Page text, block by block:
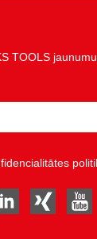
TOOLS
linked in Xing